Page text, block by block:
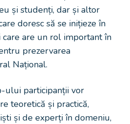
și studenți, dar și altor
doresc să se inițieze în
are un rol important în
prezervarea
Național.
ului participanții vor
teoretică și practică,
și de experți în domeniu,